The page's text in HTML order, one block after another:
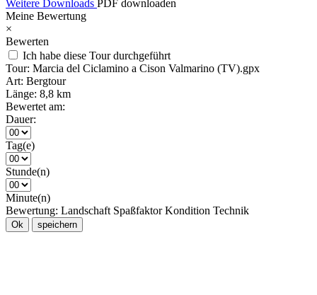
Weitere Downloads PDF downloaden
Meine Bewertung
×
Bewerten
Ich habe diese Tour durchgeführt
Tour: Marcia del Ciclamino a Cison Valmarino (TV).gpx
Art: Bergtour
Länge: 8,8 km
Bewertet am:
Dauer:
Tag(e)
Stunde(n)
Minute(n)
Bewertung: Landschaft Spaßfaktor Kondition Technik
Ok speichern